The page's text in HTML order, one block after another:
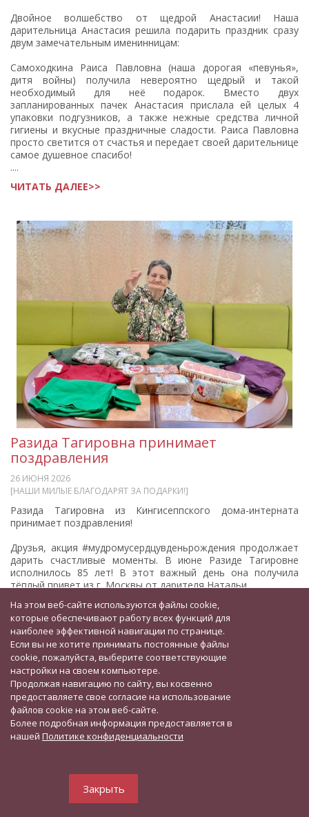
Двойное волшебство от щедрой Анастасии! Наша
дарительница Анастасия решила подарить праздник сразу
двум замечательным именинницам:
Самоходкина Раиса Павловна (наша дорогая «певунья»,
дитя войны) получила невероятно щедрый и такой
необходимый для неё подарок. Вместо двух
запланированных пачек Анастасия прислала ей целых 4
упаковки подгузников, а также нежные средства личной
гигиены и вкусные праздничные сладости. Раиса Павловна
просто светится от счастья и передает своей дарительнице
самое душевное спасибо!
....
ЧИТАТЬ ДАЛЕЕ>>
Разида Тагировна принимает
поздравления
26 ИЮНЯ 2026
[НАШИ МИЛЫЕ БЛАГОДАРЯТ ЗА ПОДАРКИ!]
Разида Тагировна из Кингисеппского дома-интерната
принимает поздравления!
Друзья, акция #мудромусердцувденьрождения продолжает
дарить счастливые моменты. В июне Разиде Тагировне
исполнилось 85 лет! В этот важный день она получила
тёплый привет из г. Москвы от дарителя Натальи.
Наталья подготовила для именинницы замечательную
посылку: элегантный летний костюм, набор красивых
футболок, удобные бриджи и сладкие угощения к
праздничному столу.
Посмотрите, как преобразилась наша именинница! Разида
Тагировна искренне благодарит свою дарительницу, шлет
ей крепкие объятия и самые добрые пожелания.
«Спасибо за заботу и теплоту вашего сердца! Желаю вам и
вашим близким крепкого здоровья, благополучия и всего
Дорогая Наталья, спасибо вам за участие в доброй а ....
ЧИТАТЬ ДАЛЕЕ>>
На этом веб-сайте используются файлы cookie,
которые обеспечивают работу всех функций для
наиболее эффективной навигации по странице.
Если вы не хотите принимать постоянные файлы
cookie, пожалуйста, выберите соответствующие
настройки на своем компьютере.
Продолжая навигацию по сайту, вы косвенно
предоставляете свое согласие на использование
файлов cookie на этом веб-сайте.
Более подробная информация предоставляется в
нашей Политике конфиденциальности
Закрыть